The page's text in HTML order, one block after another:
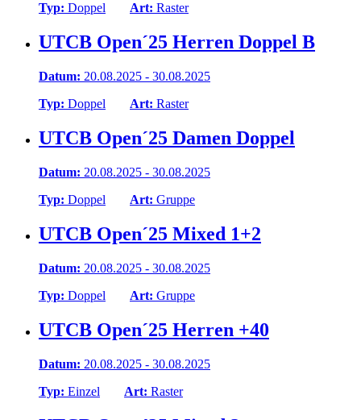
Typ: Doppel Art: Raster
UTCB Open´25 Herren Doppel B
Datum: 20.08.2025 - 30.08.2025
Typ: Doppel Art: Raster
UTCB Open´25 Damen Doppel
Datum: 20.08.2025 - 30.08.2025
Typ: Doppel Art: Gruppe
UTCB Open´25 Mixed 1+2
Datum: 20.08.2025 - 30.08.2025
Typ: Doppel Art: Gruppe
UTCB Open´25 Herren +40
Datum: 20.08.2025 - 30.08.2025
Typ: Einzel Art: Raster